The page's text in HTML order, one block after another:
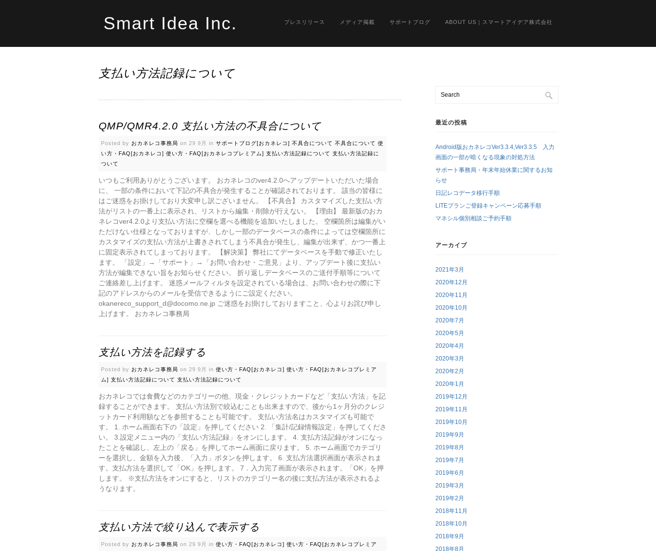
Smart Idea Inc. プレスリリース メディア掲載 サポートブログ ABOUT US｜スマートアイデア株式会社
支払い方法記録について
QMP/QMR4.2.0 支払い方法の不具合について
Posted by おカネレコ事務局 on 29 9月 in サポートブログ[おカネレコ] 不具合について 不具合について 使
い方・FAQ[おカネレコ] 使い方・FAQ[おカネレコプレミアム] 支払い方法記録について 支払い方法記録に
ついて
いつもご利用ありがとうございます。 おカネレコのver4.2.0へアップデートいただいた場合
に、 一部の条件において下記の不具合が発生することが確認されております。 該当の皆様に
はご迷惑をお掛けしており大変申し訳ございません。 【不具合】 カスタマイズした支払い方
法がリストの一番上に表示され、リストから編集・削除が行えない。 【理由】 最新版のおカ
ネレコver4.2.0より支払い方法に空欄を選べる機能を追加いたしました。 空欄箇所は編集がい
ただけない仕様となっておりますが、しかし一部のデータベースの条件によっては空欄箇所に
カスタマイズの支払い方法が上書きされてしまう不具合が発生し、編集が出来ず、かつ一番上
に固定表示されてしまっております。 【解決策】 弊社にてデータベースを手動で修正いたし
ます。 「設定」→「サポート」→「お問い合わせ・ご意見」より、アップデート後に支払い
方法が編集できない旨をお知らせください。 折り返しデータベースのご送付手順等について
ご連絡差し上げます。 迷惑メールフィルタを設定されている場合は、お問い合わせの際に下
記のアドレスからのメールを受信できるようにご設定ください。
okanereco_support_d@docomo.ne.jp ご迷惑をお掛けしておりますこと、心よりお詫び申し
上げます。 おカネレコ事務局
支払い方法を記録する
Posted by おカネレコ事務局 on 29 9月 in 使い方・FAQ[おカネレコ] 使い方・FAQ[おカネレコプレミア
ム] 支払い方法記録について 支払い方法記録について
おカネレコでは食費などのカテゴリーの他、現金・クレジットカードなど「支払い方法」を記
録することができます。 支払い方法別で絞込むことも出来ますので、後から1ヶ月分のクレジ
ットカード利用額などを参照することも可能です。 支払い方法名はカスタマイズも可能で
す。 1. ホーム画面右下の「設定」を押してください 2. 「集計/記録情報設定」を押してくださ
い。 3.設定メニュー内の「支払い方法記録」をオンにします。 4. 支払方法記録がオンになっ
たことを確認し、左上の「戻る」を押してホーム画面に戻ります。 5. ホーム画面でカテゴリ
ーを選択し、金額を入力後、「入力」ボタンを押します。 6. 支払方法選択画面が表示されま
す。支払方法を選択して「OK」を押します。 7．入力完了画面が表示されます。「OK」を押
します。 ※支払方法をオンにすると、リストのカテゴリー名の後に支払方法が表示されるよ
うなります。
支払い方法で絞り込んで表示する
Posted by おカネレコ事務局 on 29 9月 in 使い方・FAQ[おカネレコ] 使い方・FAQ[おカネレコプレミア
最近の投稿
Android版おカネレコVer3.3.4,Ver3.3.5 入力
画面の一部が暗くなる現象の対処方法
サポート事務局・年末年始休業に関するお知
らせ
日記レコデータ移行手順
LITEプランご登録キャンペーン応募手順
マネシル個別相談ご予約手順
アーカイブ
2021年3月
2020年12月
2020年11月
2020年10月
2020年7月
2020年5月
2020年4月
2020年3月
2020年2月
2020年1月
2019年12月
2019年11月
2019年10月
2019年9月
2019年8月
2019年7月
2019年6月
2019年3月
2019年2月
2018年11月
2018年10月
2018年9月
2018年8月